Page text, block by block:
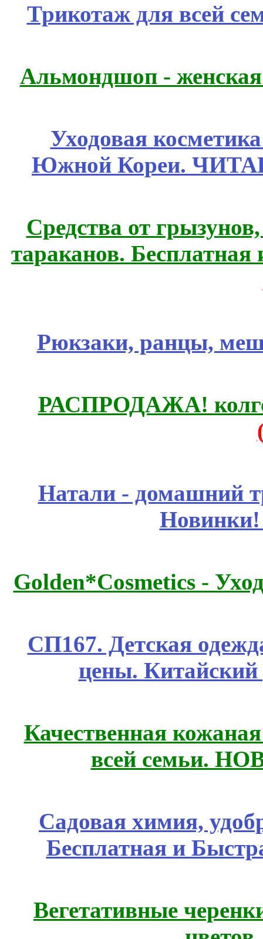
Трикотаж для всей
Альмондшоп -
Уходовая
Южной Кореи.
Средства от
тараканов.
Рюкзаки, ранцы,
РАСПРОДАЖА!
Натали - домашний
Golden*Cosmetics -
СП167. Детская
цены.
Качественная
всей семьи.
Садовая химия,
Бесплатная и
Вегетативные